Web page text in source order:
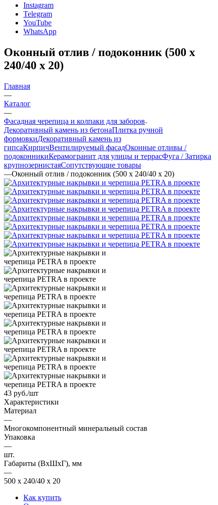
Instagram
Telegram
YouTube
WhatsApp
Оконный отлив / подоконник (500 х
240/40 х 20)
Главная
—
Каталог
—
Фасадная черепица и колпаки для заборов
Декоративный камень из бетонаПлитка ручной
формовкиДекоративный камень из
гипсаКирпичВентилируемый фасадОконные отливы /
подоконникиКерамогранит для улицы и террасФуга / Затирка
крупнозернистаяСопутствующие товары
—Оконный отлив / подоконник (500 х 240/40 х 20)
43 руб./шт
Характеристики
Материал
—
Многокомпонентный минеральный состав
Упаковка
—
шт.
Габариты (ВхШхГ), мм
—
500 х 240/40 х 20
Как купить